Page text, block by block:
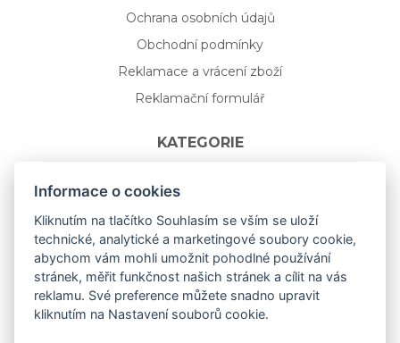
Ochrana osobních údajů
Obchodní podmínky
Reklamace a vrácení zboží
Reklamační formulář
KATEGORIE
Nápojové sklo
Bydlení
Dárkový poukaz na míru
Mystery box
Kolekce
NOVÁ rozkvetlá KOLEKCE 🌸🌼
Informace o cookies
Kliknutím na tlačítko Souhlasím se vším se uloží
technické, analytické a marketingové soubory cookie,
abychom vám mohli umožnit pohodlné používání
stránek, měřit funkčnost našich stránek a cílit na vás
reklamu. Své preference můžete snadno upravit
kliknutím na Nastavení souborů cookie.